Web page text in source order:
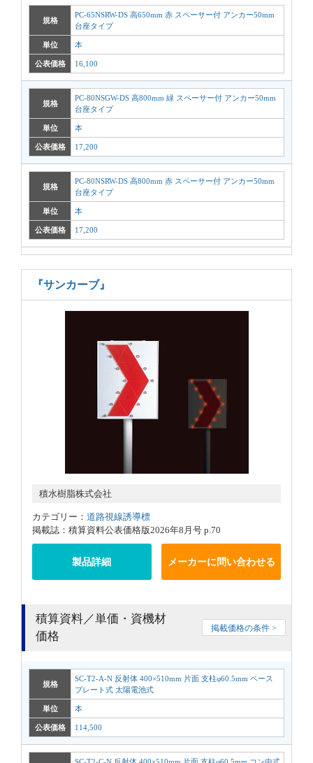
規格
PC-65NSRW-DS 高650mm 赤 スペーサー付 アンカー50mm
台座タイプ
単位 本
公表価格 16,100
規格
PC-80NSGW-DS 高800mm 緑 スペーサー付 アンカー50mm
台座タイプ
単位 本
公表価格 17,200
規格
PC-80NSRW-DS 高800mm 赤 スペーサー付 アンカー50mm
台座タイプ
単位 本
公表価格 17,200
『サンカーブ』
積水樹脂株式会社
カテゴリー： 道路視線誘導標
掲載誌：積算資料公表価格版2026年8月号 p.70
製品詳細 メーカーに問い合わせる
積算資料／単価・資機材
価格
掲載価格の条件 >
規格
SC-T2-A-N 反射体 400×510mm 片面 支柱φ60.5mm ベース
プレート式 太陽電池式
単位 本
公表価格 114,500